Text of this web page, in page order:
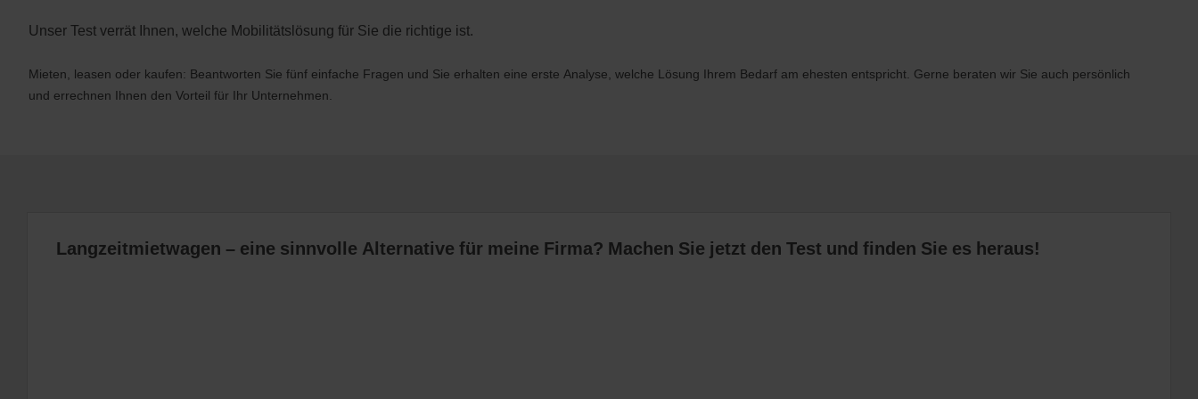
Unser Test verrät Ihnen, welche Mobilitätslösung für Sie die richtige ist.
Mieten, leasen oder kaufen: Beantworten Sie fünf einfache Fragen und Sie erhalten eine erste Analyse, welche Lösung Ihrem Bedarf am ehesten entspricht. Gerne beraten wir Sie auch persönlich
und errechnen Ihnen den Vorteil für Ihr Unternehmen.
Langzeitmietwagen – eine sinnvolle Alternative für meine Firma? Machen Sie jetzt den Test und finden Sie es heraus!